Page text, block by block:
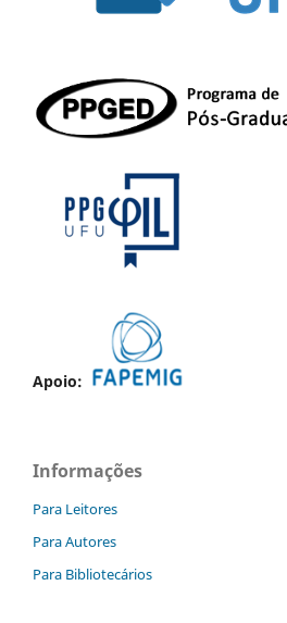
Apoio:
Informações
Para Leitores
Para Autores
Para Bibliotecários